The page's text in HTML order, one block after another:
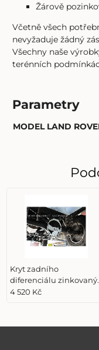
Žárově
Včetně všech
nevyžaduje žádný
Všechny naše
terénních
Parametry
MODEL LAND
Kryt zadního
diferenciálu zinkovaný
Land Rover Discovery 2
4 520 Kč